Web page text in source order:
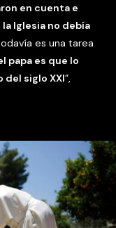
en cuenta e
Iglesia no debía
es una tarea
papa es que lo
siglo XXI”,